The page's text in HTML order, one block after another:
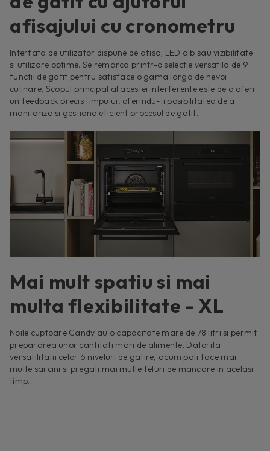
afisajului cu cronometru
Interfata de utilizator dispune de afisaj LED alb sau vizibilitate
si utilizare optime. Se remarca printr-o selectie versatila de 9
functii de gatit pentru satisface o gama larga de nevoi
culinare. Scopul principal al acestei interferente este de a oferi
un feedback precis timpului, oferindu-ti posibilitatea de a
monitoriza si gestiona eficient procesul de gatit.
Mai mult spatiu si mai
multa flexibilitate - XL
Noile cuptoare Candy au o capacitate mare de 78 litri si permit
prepararea unor cantitati mari de alimente. Datorita
versatilitatii celor 6 niveluri de gatire, acum poti face mai
multe sarcini si pregati mai multe feluri de mancare in acelasi
timp.